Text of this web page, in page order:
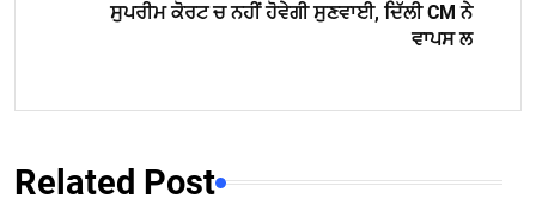
ਸੁਪਰੀਮ ਕੋਰਟ ਚ ਨਹੀਂ ਹੋਵੇਗੀ ਸੁਣਵਾਈ, ਦਿੱਲੀ CM ਨੇ
ਵਾਪਸ ਲ
Related Post